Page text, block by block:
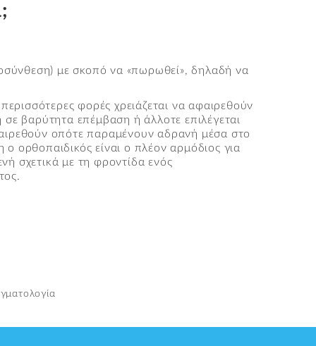
με σκοπό να «πωρωθεί», δηλαδή να
περισσότερες φορές χρειάζεται να αφαιρεθούν
σε βαρύτητα επέμβαση ή άλλοτε επιλέγεται
οπότε παραμένουν αδρανή μέσα στο
ορθοπαιδικός είναι ο πλέον αρμόδιος για
σχετικά με τη φροντίδα ενός